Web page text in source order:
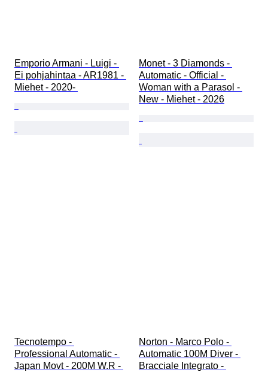
Emporio Armani - Luigi -
Ei pohjahintaa - AR1981 -
Miehet - 2020-
Monet - 3 Diamonds -
Automatic - Official -
Woman with a Parasol -
New - Miehet - 2026
Tecnotempo -
Professional Automatic -
Japan Movt - 200M W.R -
Norton - Marco Polo -
Automatic 100M Diver -
Bracciale Integrato -